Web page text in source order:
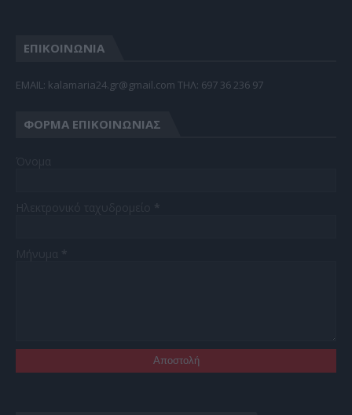
ΕΠΙΚΟΙΝΩΝΙΑ
EMAIL: kalamaria24.gr@gmail.com TΗΛ: 697 36 236 97
ΦΌΡΜΑ ΕΠΙΚΟΙΝΩΝΊΑΣ